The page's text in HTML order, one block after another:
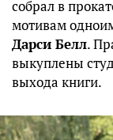
собрал в
мотивам
Дарси Белл.
выкуплены
выхода книги.